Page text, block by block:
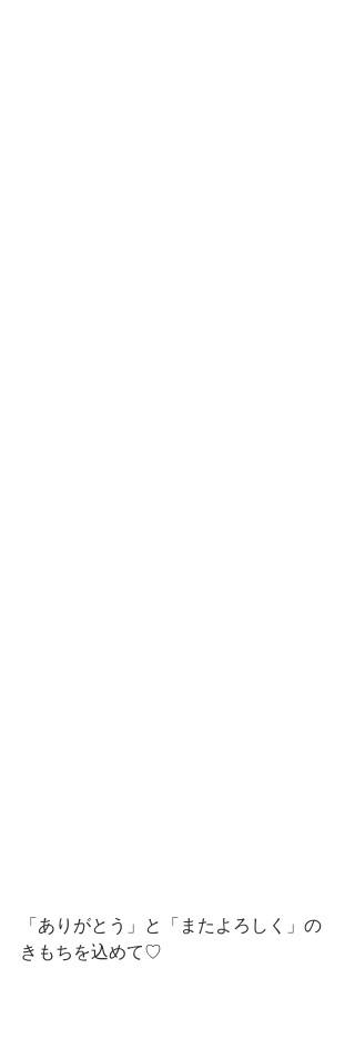
「ありがとう」と「またよろしく」の
きもちを込めて♡